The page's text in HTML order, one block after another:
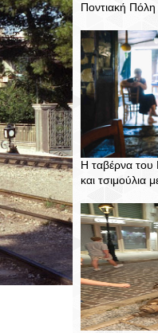
Ποντιακή
Η ταβέρνα του
και τσιμούλια